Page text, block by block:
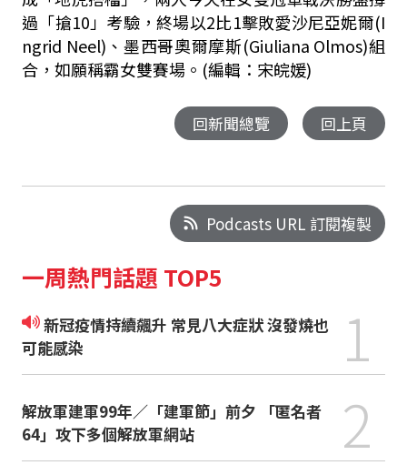
過「搶10」考驗，終場以2比1擊敗愛沙尼亞妮爾(I
ngrid Neel)、墨西哥奧爾摩斯(Giuliana Olmos)組
合，如願稱霸女雙賽場。(編輯：宋皖媛)
回新聞總覽 回上頁
Podcasts URL 訂閱複製
一周熱門話題 TOP5
新冠疫情持續飆升 常見八大症狀 沒發燒也
可能感染
1
解放軍建軍99年／「建軍節」前夕 「匿名者
64」攻下多個解放軍網站
2